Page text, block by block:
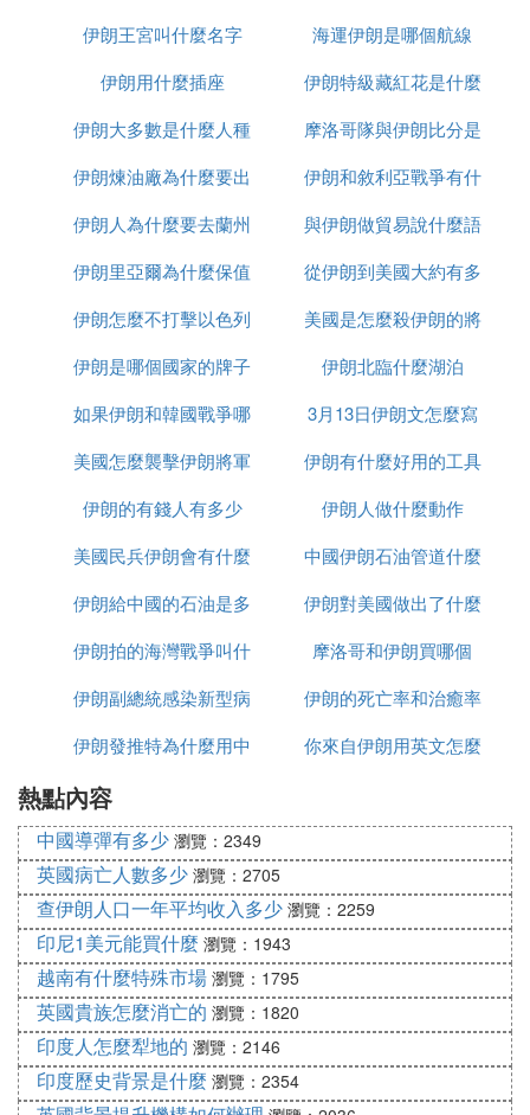
名
麼梗
伊朗王宮叫什麼名字
海運伊朗是哪個航線
伊朗用什麼插座
伊朗特級藏紅花是什麼
伊朗大多數是什麼人種
摩洛哥隊與伊朗比分是
多少
伊朗煉油廠為什麼要出
售
伊朗和敘利亞戰爭有什
麼區別
伊朗人為什麼要去蘭州
與伊朗做貿易說什麼語
種
伊朗里亞爾為什麼保值
從伊朗到美國大約有多
少千米
伊朗怎麼不打擊以色列
美國是怎麼殺伊朗的將
軍的
伊朗是哪個國家的牌子
伊朗北臨什麼湖泊
如果伊朗和韓國戰爭哪
個贏
3月13日伊朗文怎麼寫
美國怎麼襲擊伊朗將軍
的
伊朗有什麼好用的工具
伊朗的有錢人有多少
伊朗人做什麼動作
美國民兵伊朗會有什麼
反應
中國伊朗石油管道什麼
時候建完
伊朗給中國的石油是多
少一桶
伊朗對美國做出了什麼
反應
伊朗拍的海灣戰爭叫什
麼名字
摩洛哥和伊朗買哪個
伊朗副總統感染新型病
毒有多少
伊朗的死亡率和治癒率
為什麼都高
伊朗發推特為什麼用中
你來自伊朗用英文怎麼
熱點內容
中國導彈有多少 瀏覽：2349
英國病亡人數多少 瀏覽：2705
查伊朗人口一年平均收入多少 瀏覽：2259
印尼1美元能買什麼 瀏覽：1943
越南有什麼特殊市場 瀏覽：1795
英國貴族怎麼消亡的 瀏覽：1820
印度人怎麼犁地的 瀏覽：2146
印度歷史背景是什麼 瀏覽：2354